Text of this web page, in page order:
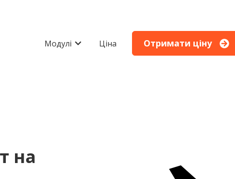
Модулі Показати додаткове меню для Модулі
Ціна Отримати ціну
на